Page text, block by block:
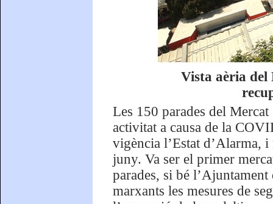
Vista aèria del
Les 150 parades del
activitat a causa de la
vigència l’Estat d’Alarma,
juny. Va ser el primer
parades, si bé
marxants les mesures de